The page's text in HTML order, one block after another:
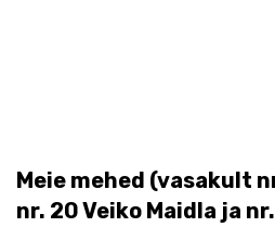
Meie mehed (vasakult
nr. 20 Veiko Maidla ja